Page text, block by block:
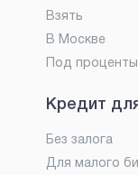
Взять
В Москве
Под проценты
Кредит
Без залога
Для малого